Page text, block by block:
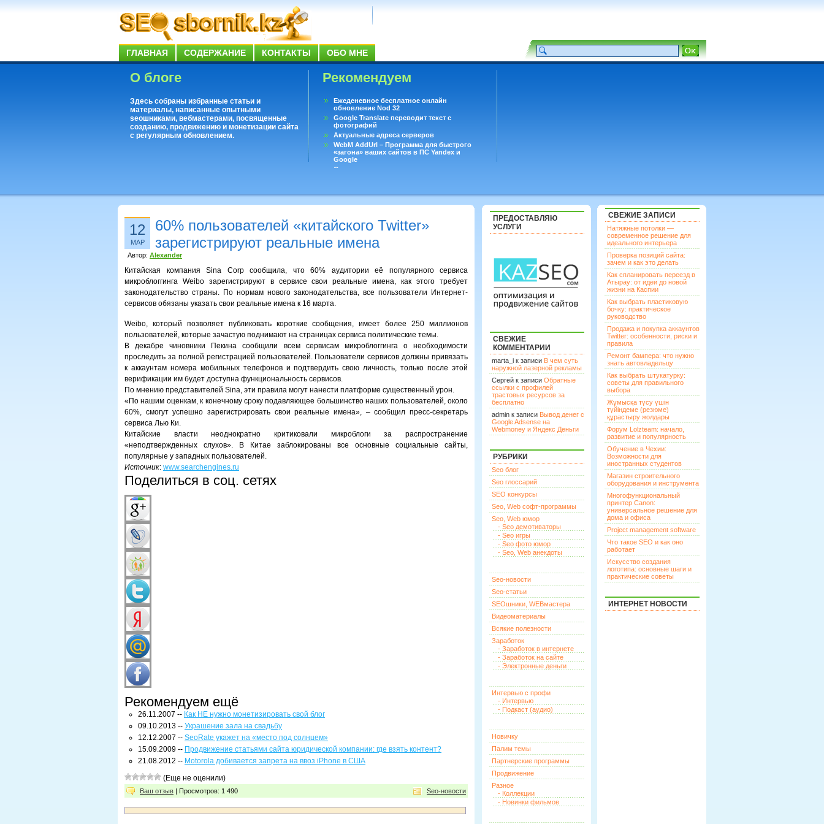
ГЛАВНАЯ СОДЕРЖАНИЕ КОНТАКТЫ ОБО МНЕ
О блоге
Здесь собраны избранные статьи и
материалы, написанные опытными
seoшниками, вебмастерами, посвященные
созданию, продвижению и монетизации сайта
с регулярным обновлением.
Рекомендуем
Ежеденевное бесплатное онлайн
обновление Nod 32
Google Translate переводит текст с
фотографий
Актуальные адреса серверов
WebM AddUrl – Программа для быстрого
«загона» ваших сайтов в ПС Yandex и
Google
Существует вопросы, на которые не может
12
МАР
60% пользователей «китайского Twitter»
зарегистрируют реальные имена
Автор: Alexander
Китайская компания Sina Corp сообщила, что 60% аудитории её популярного сервиса
микроблоггинга Weibo зарегистрируют в сервисе свои реальные имена, как этого требует
законодательство страны. По нормам нового законодательства, все пользователи Интернет-
сервисов обязаны указать свои реальные имена к 16 марта.
Weibo, который позволяет публиковать короткие сообщения, имеет более 250 миллионов
пользователей, которые зачастую поднимают на страницах сервиса политические темы.
В декабре чиновники Пекина сообщили всем сервисам микроблоггинга о необходимости
проследить за полной регистрацией пользователей. Пользователи сервисов должны привязать
к аккаунтам номера мобильных телефонов и подтвердить свою личность, только после этой
верификации им будет доступна функциональность сервисов.
По мнению представителей Sina, эти правила могут нанести платформе существенный урон.
«По нашим оценкам, к конечному сроку подавляющее большинство наших пользователей, около
60%, смогут успешно зарегистрировать свои реальные имена», – сообщил пресс-секретарь
сервиса Лью Ки.
Китайские власти неоднократно критиковали микроблоги за распространение
«неподтвержденных слухов». В Китае заблокированы все основные социальные сайты,
популярные у западных пользователей.
Источник: www.searchengines.ru
Поделиться в соц. сетях
Рекомендуем ещё
26.11.2007 -- Как НЕ нужно монетизировать свой блог
09.10.2013 -- Украшение зала на свадьбу
12.12.2007 -- SeoRate укажет на «место под солнцем»
15.09.2009 -- Продвижение статьями сайта юридической компании: где взять контент?
21.08.2012 -- Motorola добивается запрета на ввоз iPhone в США
(Еще не оценили)
Ваш отзыв | Просмотров: 1 490 Seo-новости
ПРЕДОСТАВЛЯЮ
УСЛУГИ
СВЕЖИЕ
КОММЕНТАРИИ
marta_i к записи В чем суть
наружной лазерной рекламы
Сергей к записи Обратные
ссылки с профилей
трастовых ресурсов за
бесплатно
admin к записи Вывод денег с
Google Adsense на
Webmoney и Яндекс Деньги
РУБРИКИ
Seo блог
Seo глоссарий
SEO конкурсы
Seo, Web софт-программы
Seo, Web юмор
- Seo демотиваторы
- Seo игры
- Seo фото юмор
- Seo, Web анекдоты
Seo-новости
Seo-статьи
SEOшники, WEBмастера
Видеоматериалы
Всякие полезности
Заработок
- Заработок в интернете
- Заработок на сайте
- Электронные деньги
Интервью с профи
- Интервью
- Подкаст (аудио)
Новичку
Палим темы
Партнерские программы
Продвижение
Разное
- Коллекции
- Новинки фильмов
СВЕЖИЕ ЗАПИСИ
Натяжные потолки —
современное решение для
идеального интерьера
Проверка позиций сайта:
зачем и как это делать
Как спланировать переезд в
Атырау: от идеи до новой
жизни на Каспии
Как выбрать пластиковую
бочку: практическое
руководство
Продажа и покупка аккаунтов
Twitter: особенности, риски и
правила
Ремонт бампера: что нужно
знать автовладельцу
Как выбрать штукатурку:
советы для правильного
выбора
Жұмысқа түсу үшін
түйіндеме (резюме)
құрастыру жолдары
Форум Lolzteam: начало,
развитие и популярность
Обучение в Чехии:
Возможности для
иностранных студентов
Магазин строительного
оборудования и инструмента
Многофункциональный
принтер Canon:
универсальное решение для
дома и офиса
Project management software
Что такое SEO и как оно
работает
Искусство создания
логотипа: основные шаги и
практические советы
ИНТЕРНЕТ НОВОСТИ